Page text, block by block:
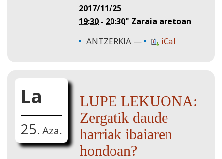
2017/11/25
19:30 - 20:30" Zaraia aretoan
ANTZERKIA iCal
La
25. Aza.
LUPE LEKUONA:
Zergatik daude
harriak ibaiaren
hondoan?